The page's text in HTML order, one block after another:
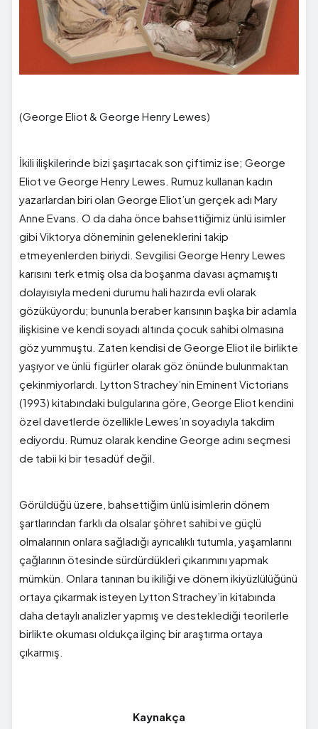
(George Eliot & George Henry Lewes)
İkili ilişkilerinde bizi şaşırtacak son çiftimiz ise; George
Eliot ve George Henry Lewes. Rumuz kullanan kadın
yazarlardan biri olan George Eliot’un gerçek adı Mary
Anne Evans. O da daha önce bahsettiğimiz ünlü isimler
gibi Viktorya döneminin geleneklerini takip
etmeyenlerden biriydi. Sevgilisi George Henry Lewes
karısını terk etmiş olsa da boşanma davası açmamıştı
dolayısıyla medeni durumu hali hazırda evli olarak
gözüküyordu; bununla beraber karısının başka bir adamla
ilişkisine ve kendi soyadı altında çocuk sahibi olmasına
göz yummuştu. Zaten kendisi de George Eliot ile birlikte
yaşıyor ve ünlü figürler olarak göz önünde bulunmaktan
çekinmiyorlardı. Lytton Strachey’nin Eminent Victorians
(1993) kitabındaki bulgularına göre, George Eliot kendini
özel davetlerde özellikle Lewes’ın soyadıyla takdim
ediyordu. Rumuz olarak kendine George adını seçmesi
de tabii ki bir tesadüf değil.
Görüldüğü üzere, bahsettiğim ünlü isimlerin dönem
şartlarından farklı da olsalar şöhret sahibi ve güçlü
olmalarının onlara sağladığı ayrıcalıklı tutumla, yaşamlarını
çağlarının ötesinde sürdürdükleri çıkarımını yapmak
mümkün. Onlara tanınan bu ikiliği ve dönem ikiyüzlülüğünü
ortaya çıkarmak isteyen Lytton Strachey’in kitabında
daha detaylı analizler yapmış ve desteklediği teorilerle
birlikte okuması oldukça ilginç bir araştırma ortaya
çıkarmış.
Kaynakça